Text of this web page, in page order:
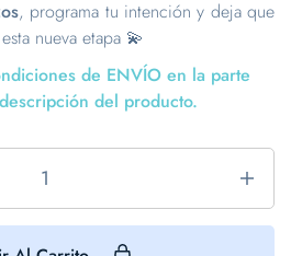
, programa tu intención y deja que
nueva etapa 💫
de ENVÍO en la parte
del producto.